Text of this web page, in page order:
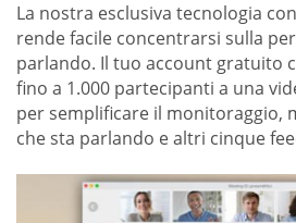
La nostra esclusiva tecnologia
rende facile concentrarsi sulla
parlando. Il tuo account gratuito
fino a 1.000 partecipanti a una
per semplificare il monitoraggio,
che sta parlando e altri cinque